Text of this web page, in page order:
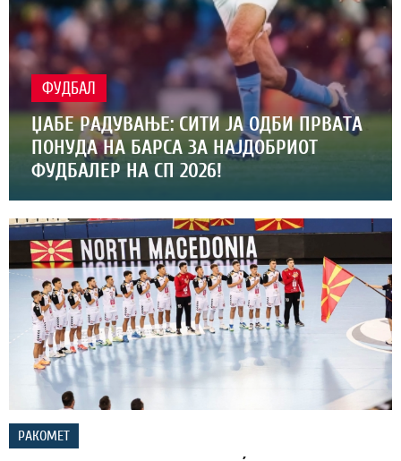
ФУДБАЛ
ЏАБЕ РАДУВАЊЕ: СИТИ ЈА ОДБИ ПРВАТА
ПОНУДА НА БАРСА ЗА НАЈДОБРИОТ
ФУДБАЛЕР НА СП 2026!
РАКОМЕТ